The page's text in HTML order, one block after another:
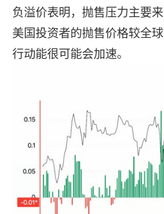
负溢价表明，抛售压力主要
美国投资者的抛售价格较全
行动能很可能会加速。